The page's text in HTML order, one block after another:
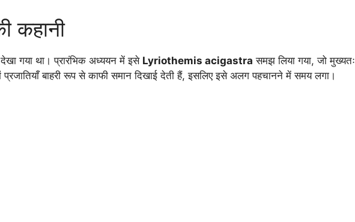
कहानी
गया था। प्रारंभिक अध्ययन में इसे Lyriothemis acigastra समझ लिया गया, जो मुख्यतः
प्रजातियाँ बाहरी रूप से काफी समान दिखाई देती हैं, इसलिए इसे अलग पहचानने में समय लगा।